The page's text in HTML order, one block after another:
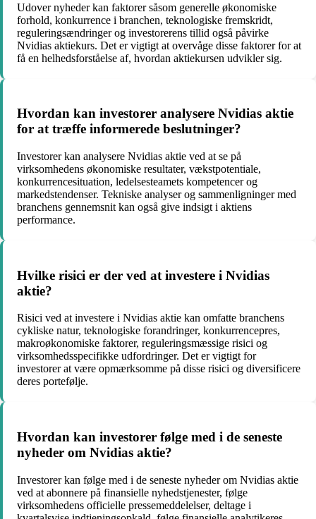
Udover nyheder kan faktorer såsom generelle økonomiske
forhold, konkurrence i branchen, teknologiske fremskridt,
reguleringsændringer og investorerens tillid også påvirke
Nvidias aktiekurs. Det er vigtigt at overvåge disse faktorer for at
få en helhedsforståelse af, hvordan aktiekursen udvikler sig.
Hvordan kan investorer analysere Nvidias aktie
for at træffe informerede beslutninger?
Investorer kan analysere Nvidias aktie ved at se på
virksomhedens økonomiske resultater, vækstpotentiale,
konkurrencesituation, ledelsesteamets kompetencer og
markedstendenser. Tekniske analyser og sammenligninger med
branchens gennemsnit kan også give indsigt i aktiens
performance.
Hvilke risici er der ved at investere i Nvidias
aktie?
Risici ved at investere i Nvidias aktie kan omfatte branchens
cykliske natur, teknologiske forandringer, konkurrencepres,
makroøkonomiske faktorer, reguleringsmæssige risici og
virksomhedsspecifikke udfordringer. Det er vigtigt for
investorer at være opmærksomme på disse risici og diversificere
deres portefølje.
Hvordan kan investorer følge med i de seneste
nyheder om Nvidias aktie?
Investorer kan følge med i de seneste nyheder om Nvidias aktie
ved at abonnere på finansielle nyhedstjenester, følge
virksomhedens officielle pressemeddelelser, deltage i